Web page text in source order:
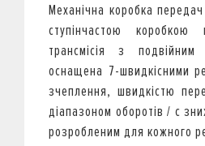
Механічна коробка
ступінчастою
трансмісія з подвійним
оснащена 7-швидкісними
зчеплення, швидкістю
діапазоном оборотів / с
розробленим для кожного